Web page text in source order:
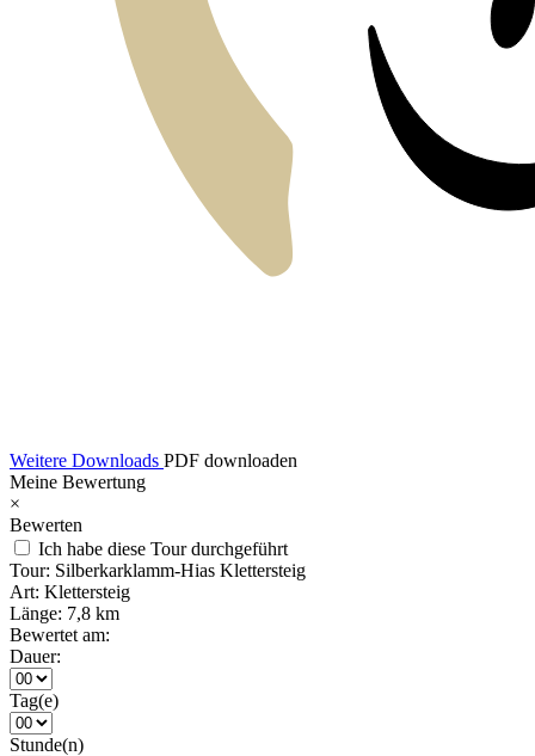
Weitere Downloads PDF downloaden
Meine Bewertung
×
Bewerten
Ich habe diese Tour durchgeführt
Tour: Silberkarklamm-Hias Klettersteig
Art: Klettersteig
Länge: 7,8 km
Bewertet am:
Dauer:
Tag(e)
Stunde(n)